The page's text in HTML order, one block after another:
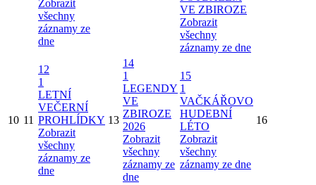
Zobrazit
všechny
záznamy ze
dne
VE ZBIROZE
Zobrazit
všechny
záznamy ze dne
10 11
12
1
LETNÍ
VEČERNÍ
PROHLÍDKY
Zobrazit
všechny
záznamy ze
dne
13
14
1
LEGENDY
VE
ZBIROZE
2026
Zobrazit
všechny
záznamy ze
dne
15
1
VAČKÁŘOVO
HUDEBNÍ
LÉTO
Zobrazit
všechny
záznamy ze dne
16